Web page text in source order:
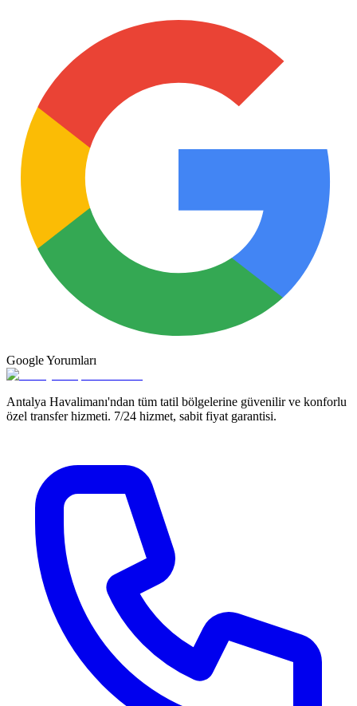
GoogleYorumları
Antalya Havalimanı'ndan tüm tatil bölgelerine güvenilir ve konforlu
özel transfer hizmeti. 7/24 hizmet, sabit fiyat garantisi.